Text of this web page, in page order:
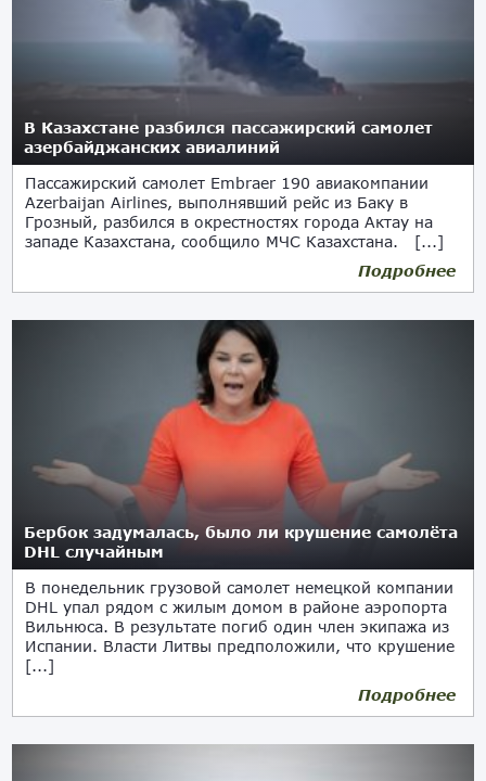
В Казахстане разбился пассажирский самолет
азербайджанских авиалиний
Пассажирский самолет Embraer 190 авиакомпании
Azerbaijan Airlines, выполнявший рейс из Баку в
Грозный, разбился в окрестностях города Актау на
западе Казахстана, сообщило МЧС Казахстана. [...]
Подробнее
Бербок задумалась, было ли крушение самолёта
DHL случайным
В понедельник грузовой самолет немецкой компании
DHL упал рядом с жилым домом в районе аэропорта
Вильнюса. В результате погиб один член экипажа из
Испании. Власти Литвы предположили, что крушение
[...]
Подробнее